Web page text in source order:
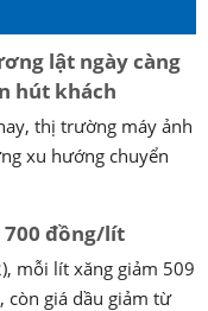
lật ngày càng
hút khách
thị trường máy ảnh
xu hướng chuyển
700 đồng/lít
mỗi lít xăng giảm 509
giá dầu giảm từ